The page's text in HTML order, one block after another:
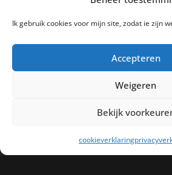
Ik gebruik cookies voor mijn site, zodat ie zijn
Accepteren
Weigeren
Bekijk
cookieverklaring
Iedereen noemt mij Ying
jul 6, 2026
The magic forest
Movement memo’s
jun 9, 2026